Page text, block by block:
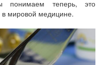
понимаем теперь, это
мировой медицине.